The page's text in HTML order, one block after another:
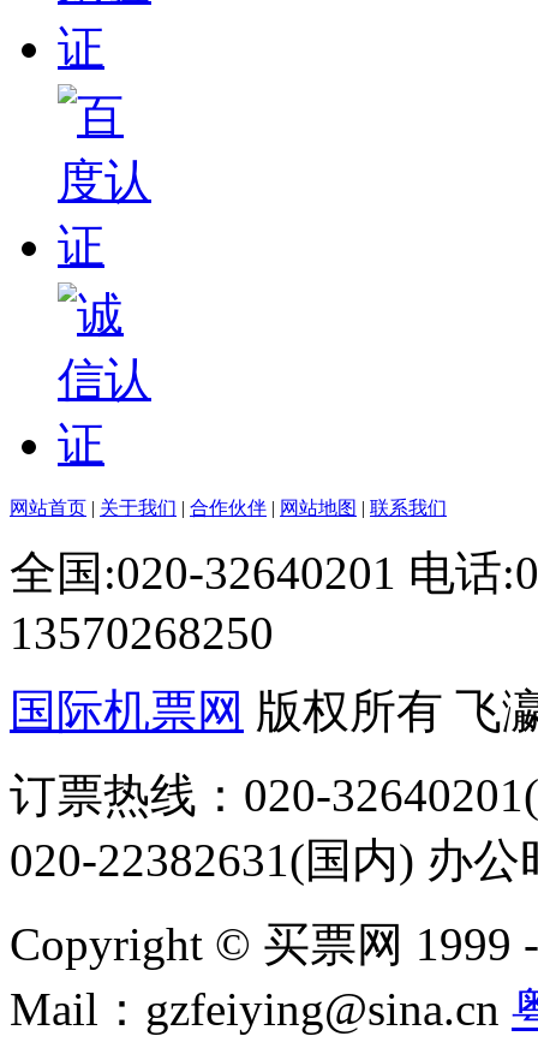
网站首页 | 关于我们 | 合作伙伴 | 网站地图 | 联系我们
全国:020-32640201 电话
13570268250
国际机票网 版权所有 飞
订票热线：020-
020-22382631(国内) 办
Copyright © 买票网 1999
Mail：gzfeiying@sina.cn